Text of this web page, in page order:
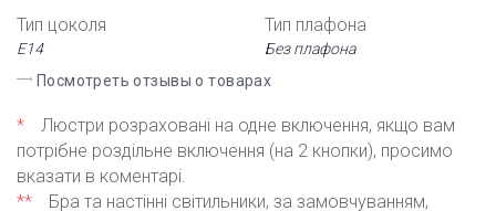
Тип цоколя
Е14
Тип плафона
Без плафона
Посмотреть отзывы о товарах
*
Люстри розраховані на одне включення, якщо вам
потрібне роздільне включення (на 2 кнопки), просимо
вказати в коментарі.
**
Бра та настінні світильники, за замовчуванням,